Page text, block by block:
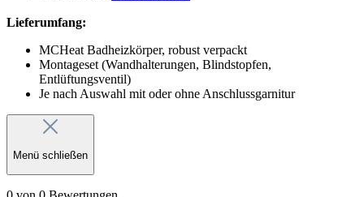
Lieferumfang:
MCHeat Badheizkörper, robust verpackt
Montageset (Wandhalterungen, Blindstopfen,
Entlüftungsventil)
Je nach Auswahl mit oder ohne Anschlussgarnitur
Menü schließen